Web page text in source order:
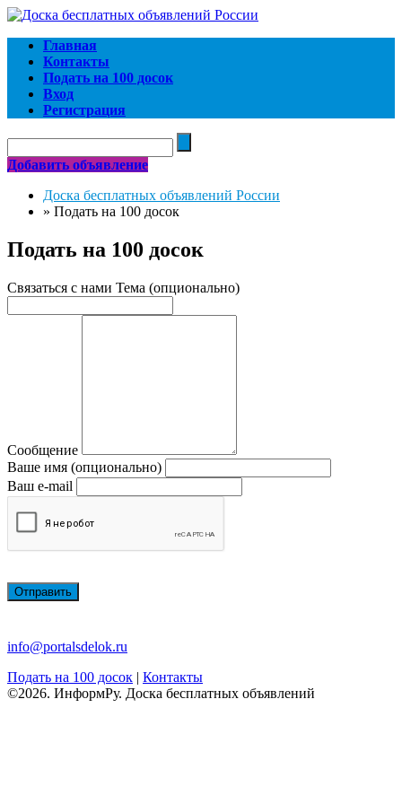
Главная
Контакты
Подать на 100 досок
Вход
Регистрация
Добавить объявление
Доска бесплатных объявлений России
» Подать на 100 досок
Подать на 100 досок
Связаться с нами Тема (опционально)
Сообщение
Ваше имя (опционально)
Ваш e-mail
Отправить
info@portalsdelok.ru
Подать на 100 досок | Контакты
©2026. ИнформРу. Доска бесплатных объявлений